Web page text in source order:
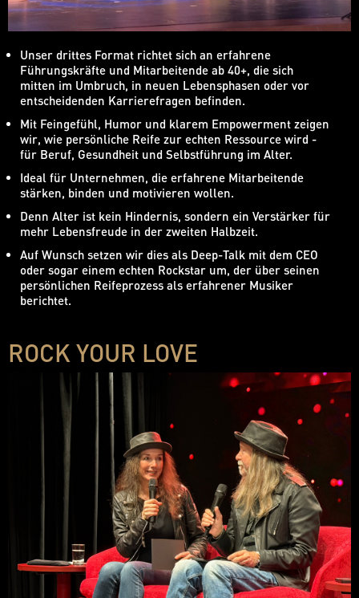
Unser drittes Format richtet sich an erfahrene
Führungskräfte und Mitarbeitende ab 40+, die sich
mitten im Umbruch, in neuen Lebensphasen oder vor
entscheidenden Karrierefragen befinden.
Mit Feingefühl, Humor und klarem Empowerment zeigen
wir, wie persönliche Reife zur echten Ressource wird -
für Beruf, Gesundheit und Selbstführung im Alter.
Ideal für Unternehmen, die erfahrene Mitarbeitende
stärken, binden und motivieren wollen.
Denn Alter ist kein Hindernis, sondern ein Verstärker für
mehr Lebensfreude in der zweiten Halbzeit.
Auf Wunsch setzen wir dies als Deep-Talk mit dem CEO
oder sogar einem echten Rockstar um, der über seinen
persönlichen Reifeprozess als erfahrener Musiker
berichtet.
ROCK YOUR LOVE